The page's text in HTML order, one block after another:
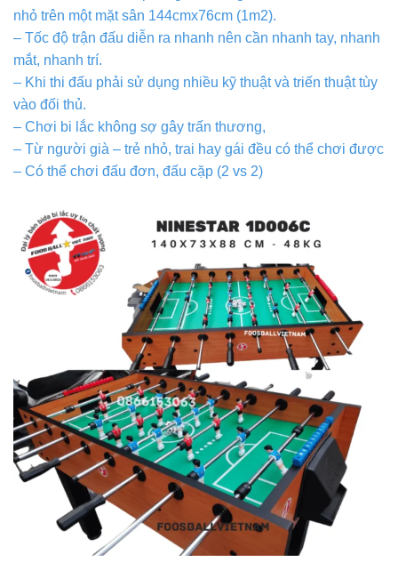
nhỏ trên một mặt sân 144cmx76cm (1m2).
– Tốc độ trận đấu diễn ra nhanh nên cần nhanh tay, nhanh
mắt, nhanh trí.
– Khi thi đấu phải sử dụng nhiều kỹ thuật và triến thuật tùy
vào đối thủ.
– Chơi bi lắc không sợ gây trấn thương,
– Từ người già – trẻ nhỏ, trai hay gái đều có thể chơi được
– Có thể chơi đấu đơn, đấu cặp (2 vs 2)